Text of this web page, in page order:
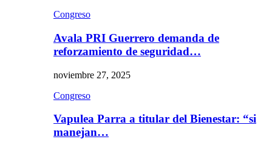
Congreso
Avala PRI Guerrero demanda de
reforzamiento de seguridad…
noviembre 27, 2025
Congreso
Vapulea Parra a titular del Bienestar: “si
manejan…